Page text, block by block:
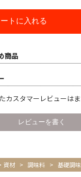
トに入れる
商品
カスタマーレビューはま
資材 > 調味料 > 基礎調